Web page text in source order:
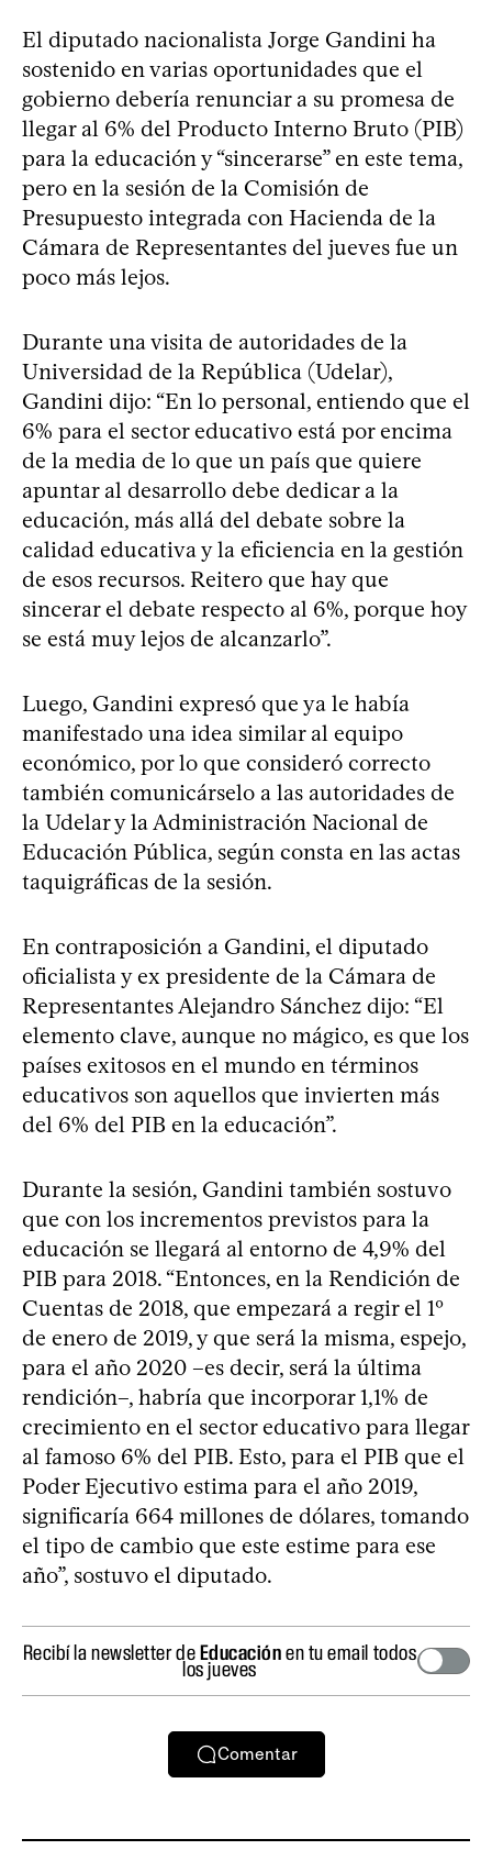
El diputado nacionalista Jorge Gandini ha
sostenido en varias oportunidades que el
gobierno debería renunciar a su promesa de
llegar al 6% del Producto Interno Bruto (PIB)
para la educación y “sincerarse” en este tema,
pero en la sesión de la Comisión de
Presupuesto integrada con Hacienda de la
Cámara de Representantes del jueves fue un
poco más lejos.
Durante una visita de autoridades de la
Universidad de la República (Udelar),
Gandini dijo: “En lo personal, entiendo que el
6% para el sector educativo está por encima
de la media de lo que un país que quiere
apuntar al desarrollo debe dedicar a la
educación, más allá del debate sobre la
calidad educativa y la eficiencia en la gestión
de esos recursos. Reitero que hay que
sincerar el debate respecto al 6%, porque hoy
se está muy lejos de alcanzarlo”.
Luego, Gandini expresó que ya le había
manifestado una idea similar al equipo
económico, por lo que consideró correcto
también comunicárselo a las autoridades de
la Udelar y la Administración Nacional de
Educación Pública, según consta en las actas
taquigráficas de la sesión.
En contraposición a Gandini, el diputado
oficialista y ex presidente de la Cámara de
Representantes Alejandro Sánchez dijo: “El
elemento clave, aunque no mágico, es que los
países exitosos en el mundo en términos
educativos son aquellos que invierten más
del 6% del PIB en la educación”.
Durante la sesión, Gandini también sostuvo
que con los incrementos previstos para la
educación se llegará al entorno de 4,9% del
PIB para 2018. “Entonces, en la Rendición de
Cuentas de 2018, que empezará a regir el 1º
de enero de 2019, y que será la misma, espejo,
para el año 2020 –es decir, será la última
rendición–, habría que incorporar 1,1% de
crecimiento en el sector educativo para llegar
al famoso 6% del PIB. Esto, para el PIB que el
Poder Ejecutivo estima para el año 2019,
significaría 664 millones de dólares, tomando
el tipo de cambio que este estime para ese
año”, sostuvo el diputado.
Recibí la newsletter deEducaciónen tu email todos
los jueves
Comentar